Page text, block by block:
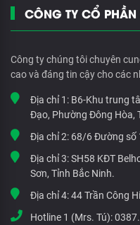
CÔNG TY CỔ PHẦN
Công ty chúng tôi chuyên
cao và đáng tin cậy cho các
Địa chỉ 1: B6-Khu trung
Đạo, Phường Đông Hòa,
Địa chỉ 2: 68/6 Đường số
Địa chỉ 3:SH58 KĐT
Sơn, Tỉnh Bắc Ninh.
Địa chỉ 4:44 Trần Công
Hotline 1 (Mrs. Tú):